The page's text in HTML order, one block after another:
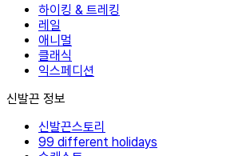
하이킹 & 트레킹
레일
애니멀
클래식
익스페디션
신발끈 정보
신발끈스토리
99 different holidays